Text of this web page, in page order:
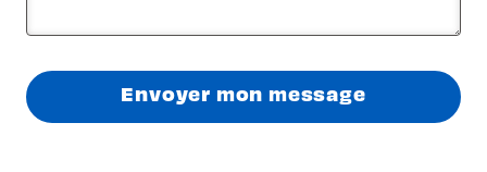
Envoyer mon message